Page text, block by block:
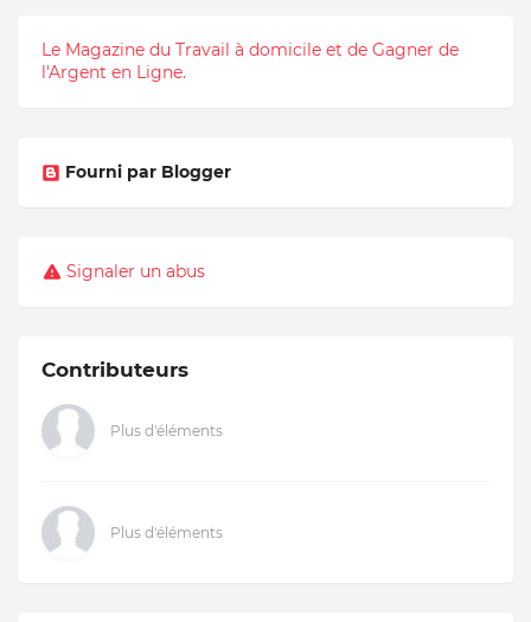
Le Magazine du Travail à domicile et de Gagner de
l'Argent en Ligne.
Fourni par Blogger
Signaler un abus
Contributeurs
Plus d'éléments
Plus d'éléments